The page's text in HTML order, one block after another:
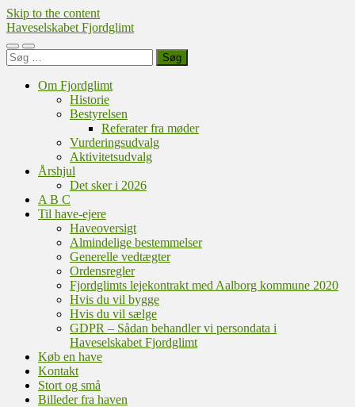
Skip to the content
Haveselskabet Fjordglimt
Toggle
mobile
Toggle
search
Søg
efter:
Om Fjordglimt
Historie
Bestyrelsen
Referater fra møder
Vurderingsudvalg
Aktivitetsudvalg
Årshjul
Det sker i 2026
A B C
Til have-ejere
Haveoversigt
Almindelige bestemmelser
Generelle vedtægter
Ordensregler
Fjordglimts lejekontrakt med Aalborg kommune 2020
Hvis du vil bygge
Hvis du vil sælge
GDPR – Sådan behandler vi persondata i
Haveselskabet Fjordglimt
Køb en have
Kontakt
Stort og små
Billeder fra haven